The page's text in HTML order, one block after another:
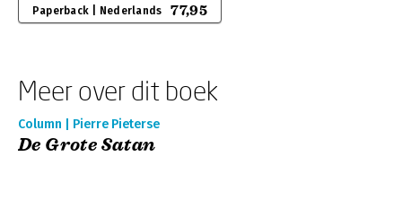
Paperback | Nederlands 77,95
Meer over dit boek
Column | Pierre Pieterse
De Grote Satan